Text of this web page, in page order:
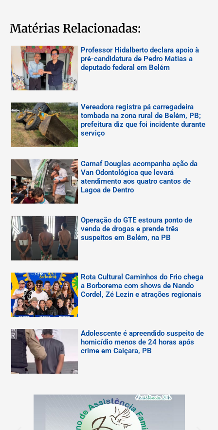
Matérias Relacionadas:
Professor Hidalberto declara apoio à
pré-candidatura de Pedro Matias a
deputado federal em Belém
Vereadora registra pá carregadeira
tombada na zona rural de Belém, PB;
prefeitura diz que foi incidente durante
serviço
Camaf Douglas acompanha ação da
Van Odontológica que levará
atendimento aos quatro cantos de
Lagoa de Dentro
Operação do GTE estoura ponto de
venda de drogas e prende três
suspeitos em Belém, na PB
Rota Cultural Caminhos do Frio chega
a Borborema com shows de Nando
Cordel, Zé Lezin e atrações regionais
Adolescente é apreendido suspeito de
homicídio menos de 24 horas após
crime em Caiçara, PB